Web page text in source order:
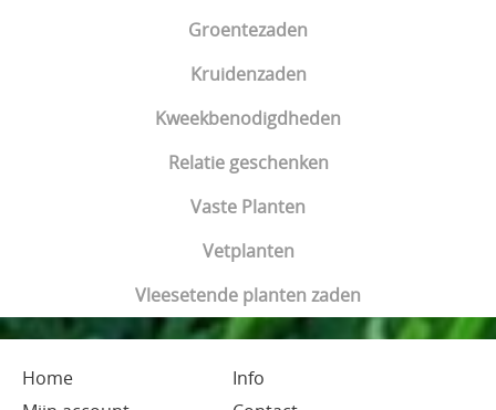
Groentezaden
Kruidenzaden
Kweekbenodigdheden
Relatie geschenken
Vaste Planten
Vetplanten
Vleesetende planten zaden
Home
Info